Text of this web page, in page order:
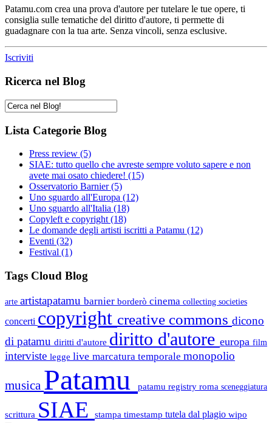
Patamu.com crea una prova d'autore per tutelare le tue opere, ti
consiglia sulle tematiche del diritto d'autore, ti permette di
guadagnare con la tua arte. Senza vincoli, senza esclusive.
Iscriviti
Ricerca nel Blog
Lista Categorie Blog
Press review (5)
SIAE: tutto quello che avreste sempre voluto sapere e non
avete mai osato chiedere! (15)
Osservatorio Barnier(5)
Uno sguardo all'Europa (12)
Uno sguardo all'Italia (18)
Copyleft e copyright (18)
Le domande degli artisti iscritti a Patamu (12)
Eventi (32)
Festival (1)
Tags Cloud Blog
arte artistapatamu barnier borderò cinema collecting societies
concerti copyright creative commons dicono
di patamu diritti d'autore diritto d'autore europa film
interviste legge live marcatura temporale monopolio
musica Patamu patamu registry roma sceneggiatura
scrittura SIAE stampa timestamp tutela dal plagio wipo